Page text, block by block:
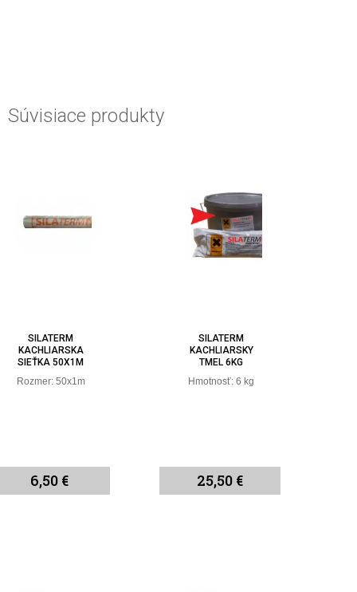
Súvisiace produkty
SILATERM
KACHLIARSKA
SIEŤKA 50X1M
Rozmer: 50x1m
6,50 €
SILATERM
KACHLIARSKY
TMEL 6KG
Hmotnosť: 6 kg
25,50 €